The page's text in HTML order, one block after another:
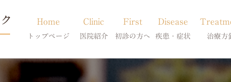
Home
トップページ
Clinic
医院紹介
当院のご紹介
First
初診の方へ
Disease
疾患・症状
アトピー・アレルギー
治療方
皮膚科特別診療柴